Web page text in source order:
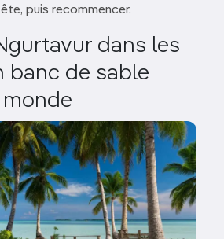
puis recommencer.
dans les
banc de sable